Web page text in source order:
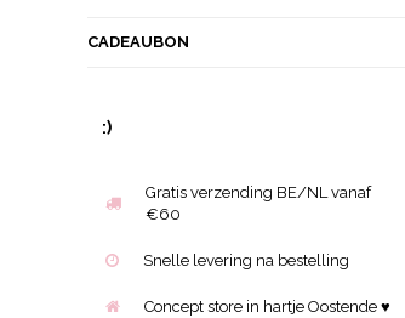
CADEAUBON
:)
Gratis verzending BE/NL vanaf
€60
Snelle levering na bestelling
Concept store in hartje Oostende ♥